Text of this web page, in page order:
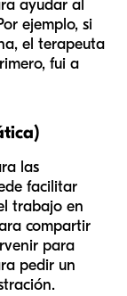
ayudar al
ejemplo, si
el terapeuta
fui a
las
facilitar
trabajo en
compartir
para
pedir un